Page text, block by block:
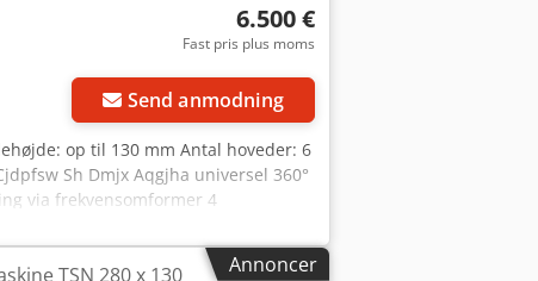
6.500 €
Fast pris plus moms
Send anmodning
op til 130 mm Antal hoveder: 6
Sh Dmjx Aqgjha universel 360°
via frekvensomformer 4
Annoncer
TSN 280 x 130